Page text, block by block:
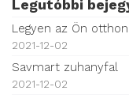
Legutóbbi
Legyen az Ön
2021-12-02
Savmart zuhanyfal
2021-12-02